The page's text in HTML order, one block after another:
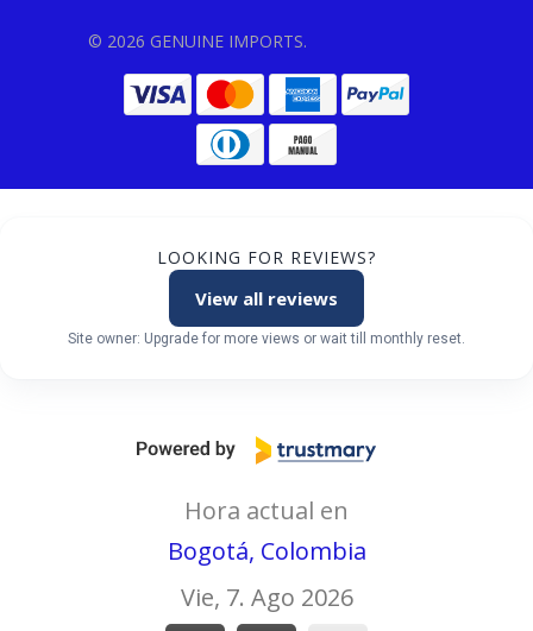
© 2026 GENUINE IMPORTS.
LOOKING FOR REVIEWS?
View all reviews
Site owner: Upgrade for more views or wait till monthly reset.
Hora actual en
Bogotá, Colombia